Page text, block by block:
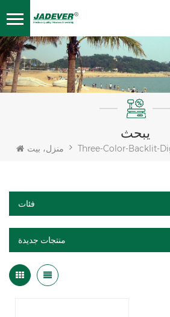
يبحث
منزل، بيت Three-Color-Backlit-
فئات
منتجات جديدة